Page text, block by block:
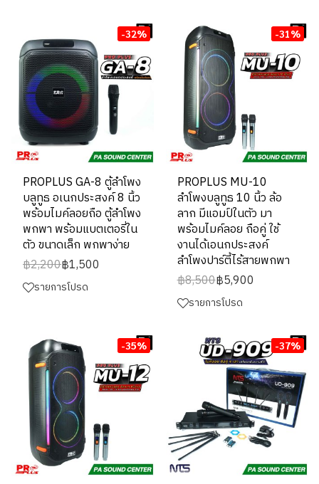
-32%
PROPLUS GA-8 ตู้ลำโพง
บลูทูธ อเนกประสงค์ 8 นิ้ว
พร้อมไมค์ลอยถือ ตู้ลำโพง
พกพา พร้อมแบตเตอรี่ใน
ตัว ขนาดเล็ก พกพาง่าย
฿2,200฿1,500
รายการโปรด
-31%
PROPLUS MU-10
ลำโพงบลูทูธ 10 นิ้ว ล้อ
ลาก มีแอมป์ในตัว มา
พร้อมไมค์ลอย ถือคู่ ใช้
งานได้เอนกประสงค์
ลำโพงปาร์ตี้ไร้สายพกพา
฿8,500฿5,900
รายการโปรด
-35% -37%